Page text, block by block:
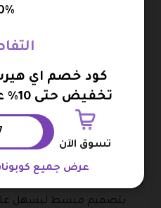
والعروض اليومية أيضاً
يوفر تطبيق آي هيرب لبيع
لكافة المستخدمين عبر
خلال مشاركة الموقع مع
بتصميم مبسط ليسهل
كود خصم اي
تخفيض حتى 10% على كل المنتجات
تسوق الآن
عرض جميع